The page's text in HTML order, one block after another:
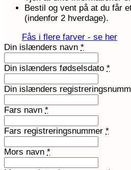
Bestil og vent på at du får
(indenfor 2 hverdage).
Fås i flere farver - se her
Din islænders navn *
Din islænders fødselsdato *
Din islænders
Fars navn *
Fars registreringsnummer *
Mors navn *